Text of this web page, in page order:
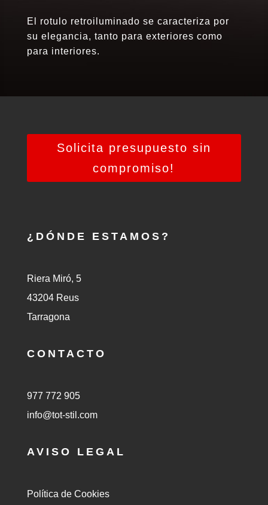
El rotulo retroiluminado se caracteriza por
su elegancia, tanto para exteriores como
para interiores.
Solicita presupuesto sin
compromiso!
¿DÓNDE ESTAMOS?
Riera Miró, 5
43204 Reus
Tarragona
CONTACTO
977 772 905
info@tot-stil.com
AVISO LEGAL
Política de Cookies